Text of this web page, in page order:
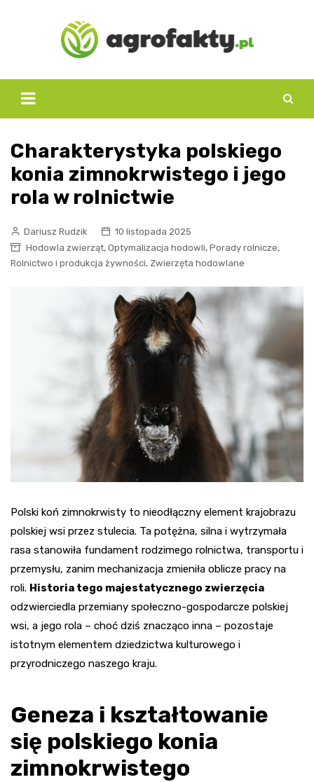
Charakterystyka polskiego
konia zimnokrwistego i jego
rola w rolnictwie
Dariusz Rudzik
10 listopada 2025
Hodowla zwierząt, Optymalizacja hodowli, Porady rolnicze,
Rolnictwo i produkcja żywności, Zwierzęta hodowlane
Polski koń zimnokrwisty to nieodłączny element krajobrazu
polskiej wsi przez stulecia. Ta potężna, silna i wytrzymała
rasa stanowiła fundament rodzimego rolnictwa, transportu i
przemysłu, zanim mechanizacja zmieniła oblicze pracy na
roli. Historia tego majestatycznego zwierzęcia
odzwierciedla przemiany społeczno-gospodarcze polskiej
wsi, a jego rola – choć dziś znacząco inna – pozostaje
istotnym elementem dziedzictwa kulturowego i
przyrodniczego naszego kraju.
Geneza i kształtowanie
się polskiego konia
zimnokrwistego